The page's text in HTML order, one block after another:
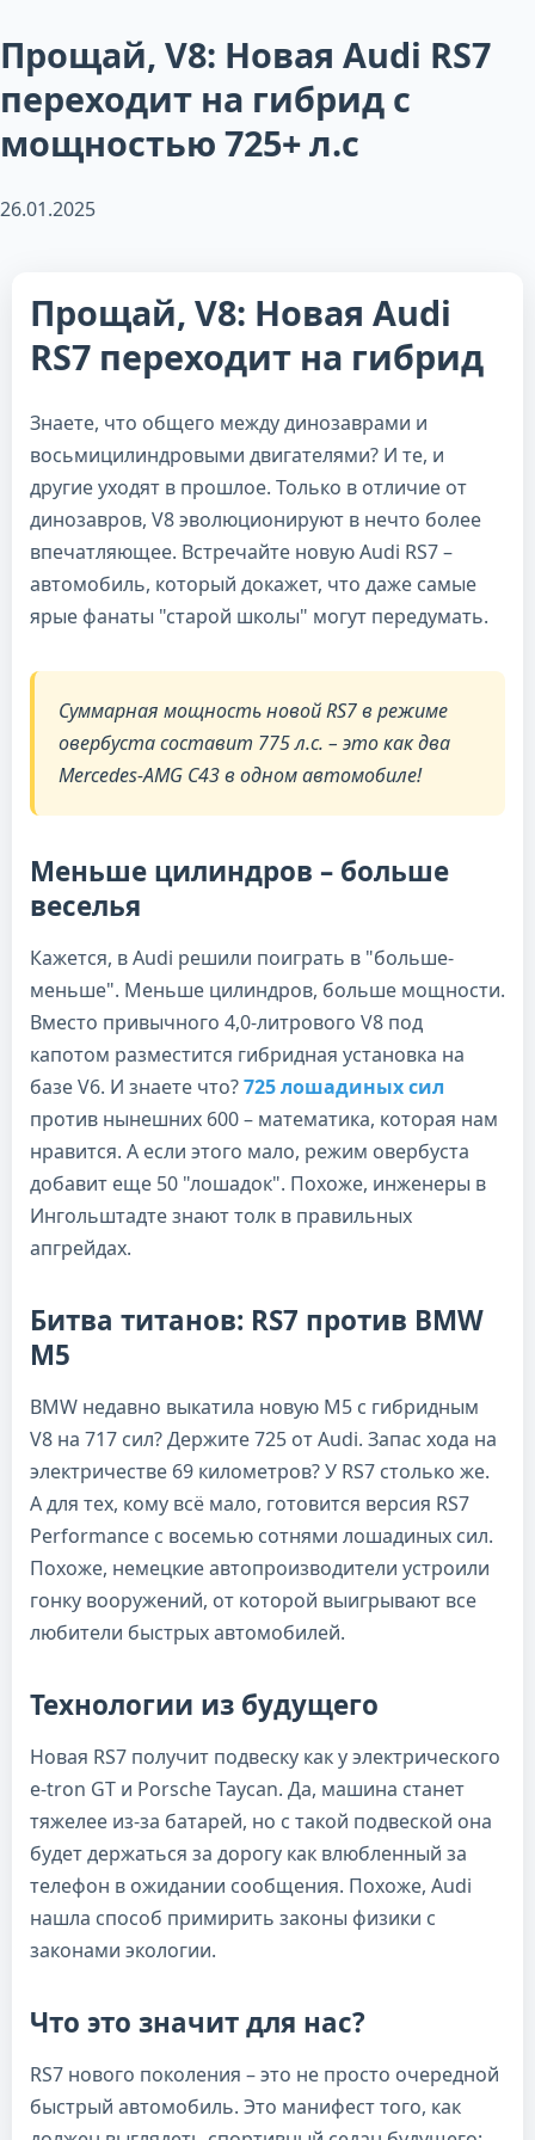
Прощай, V8: Новая Audi RS7
переходит на гибрид с
мощностью 725+ л.с
26.01.2025
Прощай, V8: Новая Audi
RS7 переходит на гибрид
Знаете, что общего между динозаврами и
восьмицилиндровыми двигателями? И те, и
другие уходят в прошлое. Только в отличие от
динозавров, V8 эволюционируют в нечто более
впечатляющее. Встречайте новую Audi RS7 –
автомобиль, который докажет, что даже самые
ярые фанаты "старой школы" могут передумать.
Суммарная мощность новой RS7 в режиме
овербуста составит 775 л.с. – это как два
Mercedes-AMG C43 в одном автомобиле!
Меньше цилиндров – больше
веселья
Кажется, в Audi решили поиграть в "больше-
меньше". Меньше цилиндров, больше мощности.
Вместо привычного 4,0-литрового V8 под
капотом разместится гибридная установка на
базе V6. И знаете что?725 лошадиных сил
против нынешних 600 – математика, которая нам
нравится. А если этого мало, режим овербуста
добавит еще 50 "лошадок". Похоже, инженеры в
Ингольштадте знают толк в правильных
апгрейдах.
Битва титанов: RS7 против BMW
M5
BMW недавно выкатила новую M5 с гибридным
V8 на 717 сил? Держите 725 от Audi. Запас хода на
электричестве 69 километров? У RS7 столько же.
А для тех, кому всё мало, готовится версия RS7
Performance с восемью сотнями лошадиных сил.
Похоже, немецкие автопроизводители устроили
гонку вооружений, от которой выигрывают все
любители быстрых автомобилей.
Технологии из будущего
Новая RS7 получит подвеску как у электрического
e-tron GT и Porsche Taycan. Да, машина станет
тяжелее из-за батарей, но с такой подвеской она
будет держаться за дорогу как влюбленный за
телефон в ожидании сообщения. Похоже, Audi
нашла способ примирить законы физики с
законами экологии.
Что это значит для нас?
RS7 нового поколения – это не просто очередной
быстрый автомобиль. Это манифест того, как